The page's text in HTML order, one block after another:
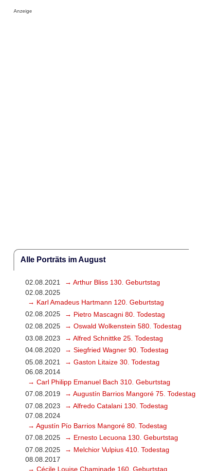
Anzeige
Alle Porträts im August
02.08.2021
→ Arthur Bliss 130. Geburtstag
02.08.2025
→ Karl Amadeus Hartmann 120. Geburtstag
02.08.2025
→ Pietro Mascagni 80. Todestag
02.08.2025
→ Oswald Wolkenstein 580. Todestag
03.08.2023
→ Alfred Schnittke 25. Todestag
04.08.2020
→ Siegfried Wagner 90. Todestag
05.08.2021
→ Gaston Litaize 30. Todestag
06.08.2014
→ Carl Philipp Emanuel Bach 310. Geburtstag
07.08.2019
→ Augustín Barrios Mangoré 75. Todestag
07.08.2023
→ Alfredo Catalani 130. Todestag
07.08.2024
→ Agustín Pío Barrios Mangoré 80. Todestag
07.08.2025
→ Ernesto Lecuona 130. Geburtstag
07.08.2025
→ Melchior Vulpius 410. Todestag
08.08.2017
→ Cécile Louise Chaminade 160. Geburtstag